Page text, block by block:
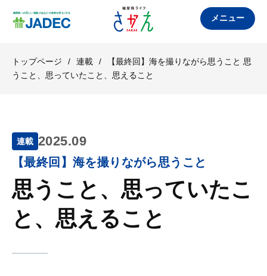
メニュー
トップページ / 連載 /
【最終回】海を撮りながら思うこと 思
うこと、思っていたこと、思えること
連載 2025.09
【最終回】海を撮りながら思うこと
思うこと、思っていたこ
と、思えること